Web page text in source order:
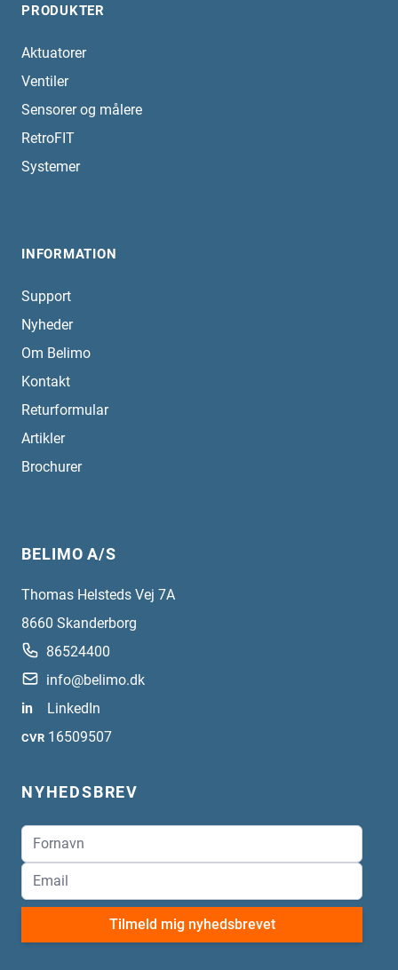
PRODUKTER
Aktuatorer
Ventiler
Sensorer og målere
RetroFIT
Systemer
INFORMATION
Support
Nyheder
Om Belimo
Kontakt
Returformular
Artikler
Brochurer
BELIMO A/S
Thomas Helsteds Vej 7A
8660 Skanderborg
86524400
info@belimo.dk
in
LinkedIn
CVR 16509507
NYHEDSBREV
Tilmeld mig nyhedsbrevet